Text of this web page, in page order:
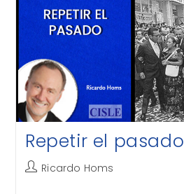
Gobierno
Repetir el pasado
AutorRicardo Homs